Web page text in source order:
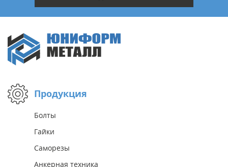
Продукция
Болты
Гайки
Саморезы
Анкерная техника